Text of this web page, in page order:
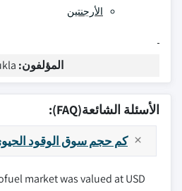
الأرجنتين
المؤلفون:
الأسئلة الشائعة(FAQ):
كم حجم سوق الوقود
market was valued at USD